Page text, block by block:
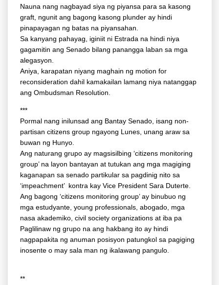
Nauna nang nagbayad siya ng piyansa para sa kasong
graft, ngunit ang bagong kasong plunder ay hindi
pinapayagan ng batas na piyansahan.
Sa kanyang pahayag, iginiit ni Estrada na hindi niya
gagamitin ang Senado bilang panangga laban sa mga
alegasyon.
Aniya, karapatan niyang maghain ng motion for
reconsideration dahil kamakailan lamang niya natanggap
ang Ombudsman Resolution.
***
Pormal nang inilunsad ang Bantay Senado, isang non-
partisan citizens group ngayong Lunes, unang araw sa
buwan ng Hunyo.
Ang naturang grupo ay magsisilbing ‘citizens monitoring
group’ na layon bantayan at tutukan ang mga magiging
kaganapan sa senado partikular sa pagdinig nito sa
‘impeachment’ kontra kay Vice President Sara Duterte.
Ang bagong ‘citizens monitoring group’ ay binubuo ng
mga estudyante, young professionals, abogado, mga
nasa akademiko, civil society organizations at iba pa
Paglilinaw ng grupo na ang hakbang ito ay hindi
nagpapakita ng anuman posisyon patungkol sa pagiging
inosente o may sala man ng ikalawang pangulo.
**